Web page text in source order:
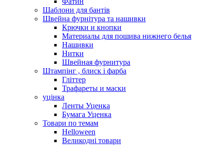
Шаблони для бантів
Швейна фурнітура та нашивки
Крючки и кнопки
Материалы для пошива нижнего белья
Нашивки
Нитки
Швейная фурнитура
Штампінг , блиск і фарба
Гліттер
Трафареты и маски
уцінка
Ленты Уценка
Бумага Уценка
Товари по темам
Helloween
Великодні товари